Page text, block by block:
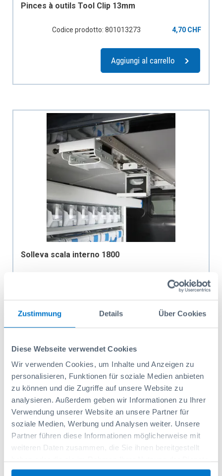
Zustimmung Details Über Cookies
Diese Webseite verwendet Cookies
Wir verwenden Cookies, um Inhalte und Anzeigen zu
personalisieren, Funktionen für soziale Medien anbieten
zu können und die Zugriffe auf unsere Website zu
analysieren. Außerdem geben wir Informationen zu Ihrer
Verwendung unserer Website an unsere Partner für
soziale Medien, Werbung und Analysen weiter. Unsere
Partner führen diese Informationen möglicherweise mit
weiteren Daten zusammen, die Sie ihnen bereitgestellt
gesammelt haben.
Pinces à outils Tool Clip 13mm
Codice prodotto: 801013273 4,70 CHF
Aggiungi al carrello
Solleva scala interno 1800
529,20 CHF
Aggiungi al carrello